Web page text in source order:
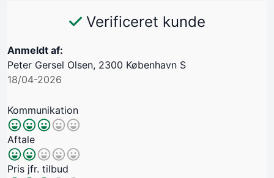
Verificeret kunde
Anmeldt af:
Peter Gersel Olsen, 2300 København S
18/04-2026
Kommunikation
Aftale
Pris jfr. tilbud